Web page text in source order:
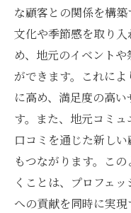
スキルを活かせ
魅力を探る
川越市今成
は
スキルを最
方
実際にスキ
川越市今成
魅力的な求
な顧客との関係を構
文化や季節感を取り
め、地元のイベント
ができます。これに
に高め、満足度の高
す。また、地元コミュ
口コミを通じた新し
もつながります。こ
くことは、プロフェ
への貢献を同時に実現